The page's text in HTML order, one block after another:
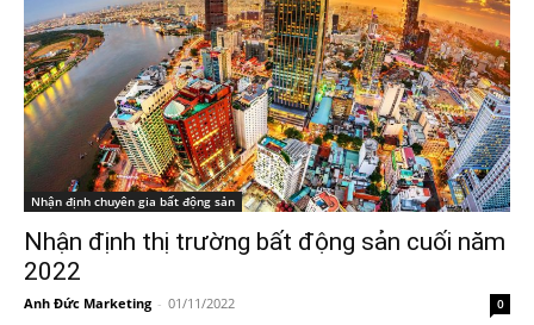
Nhận định chuyên gia bất động sản
Nhận định thị trường bất động sản cuối năm
2022
Anh Đức Marketing - 01/11/2022 0